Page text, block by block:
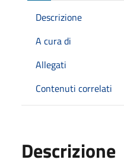
Descrizione
A cura di
Allegati
Contenuti correlati
Descrizione